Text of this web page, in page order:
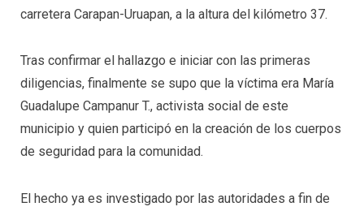
carretera Carapan-Uruapan, a la altura del kilómetro 37.
Tras confirmar el hallazgo e iniciar con las primeras
diligencias, finalmente se supo que la víctima era María
Guadalupe Campanur T., activista social de este
municipio y quien participó en la creación de los cuerpos
de seguridad para la comunidad.
El hecho ya es investigado por las autoridades a fin de